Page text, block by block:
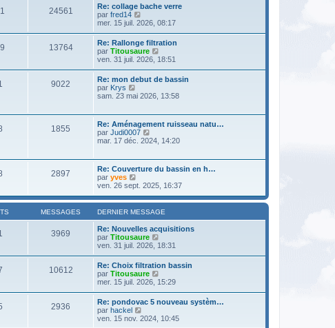
s
g
r
m
e
s
s
a
g
d
e
r
n
i
e
r
m
e
s
a
24561
Re: collage bache verre
par fred14
o
l
e
d
e
r
i
r
m
e
s
s
g
e
mer. 15 juil. 2026, 08:17
13764
Re: Rallonge filtration
par Titousaure
o
l
e
d
r
n
e
m
e
s
a
g
ven. 31 juil. 2026, 18:51
9022
Re: mon debut de bassin
par Krys
o
e
d
e
n
i
r
m
e
s
s
a
g
e
sam. 23 mai 2026, 13:58
1855
Re: Aménagement ruisseau natu…
par Judi0007
o
e
d
e
r
i
e
r
m
e
s
s
a
g
e
mar. 17 déc. 2024, 14:20
2897
Re: Couverture du bassin en h…
par yves
o
r
l
d
e
r
n
i
e
r
m
e
s
s
a
ven. 26 sept. 2025, 16:37
MESSAGES DERNIER MESSAGE
3969
Re: Nouvelles acquisitions
par Titousaure
o
l
e
d
e
r
ven. 31 juil. 2026, 18:31
10612
Re: Choix filtration bassin
par Titousaure
o
l
e
d
mer. 15 juil. 2026, 15:29
2936
Re: pondovac 5 nouveau systèm…
par hackel
o
ven. 15 nov. 2024, 10:45